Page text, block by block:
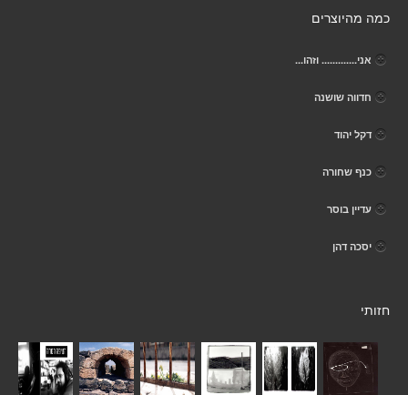
כמה מהיוצרים
אני............. וזהו...
חדווה שושנה
דקל יהוד
כנף שחורה
עדיין בוסר
יסכה דהן
חזותי